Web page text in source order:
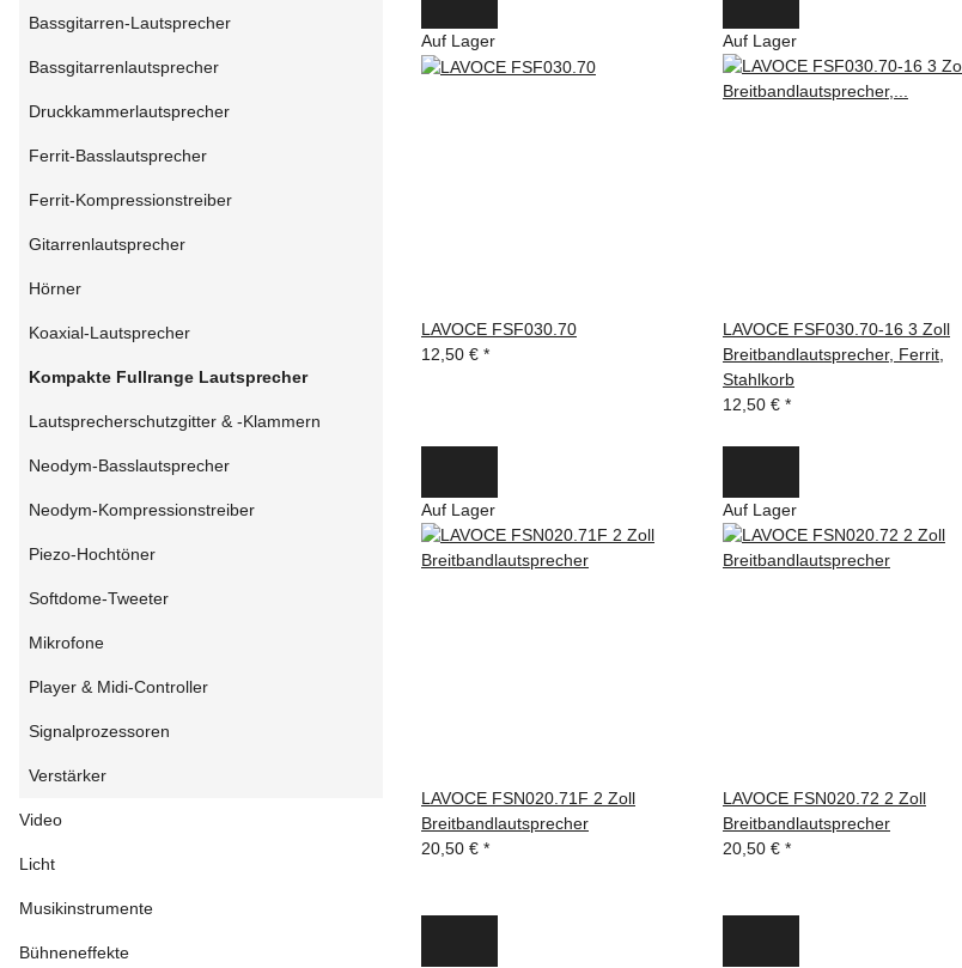
Auf Lager
LAVOCE FSF030.70
12,50 € *
Auf Lager
LAVOCE FSF030.70-16 3 Zoll
Breitbandlautsprecher, Ferrit,
Stahlkorb
12,50 € *
Auf Lager
LAVOCE FSN020.71F 2 Zoll
Breitbandlautsprecher
20,50 € *
Auf Lager
LAVOCE FSN020.72 2 Zoll
Breitbandlautsprecher
20,50 € *
Bassgitarren-Lautsprecher
Bassgitarrenlautsprecher
Druckkammerlautsprecher
Ferrit-Basslautsprecher
Ferrit-Kompressionstreiber
Gitarrenlautsprecher
Hörner
Koaxial-Lautsprecher
Kompakte Fullrange Lautsprecher
Lautsprecherschutzgitter & -Klammern
Neodym-Basslautsprecher
Neodym-Kompressionstreiber
Piezo-Hochtöner
Softdome-Tweeter
Mikrofone
Player & Midi-Controller
Signalprozessoren
Verstärker
Video
Licht
Musikinstrumente
Bühneneffekte